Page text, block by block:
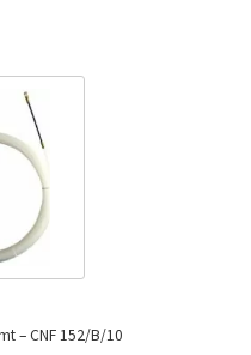
Sonda in Perlon d.4 10mt – CNF 152/B/10